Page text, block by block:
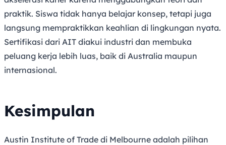
praktik. Siswa tidak hanya belajar konsep, tetapi juga
langsung mempraktikkan keahlian di lingkungan nyata.
Sertifikasi dari AIT diakui industri dan membuka
peluang kerja lebih luas, baik di Australia maupun
internasional.
Kesimpulan
Austin Institute of Trade di Melbourne adalah pilihan